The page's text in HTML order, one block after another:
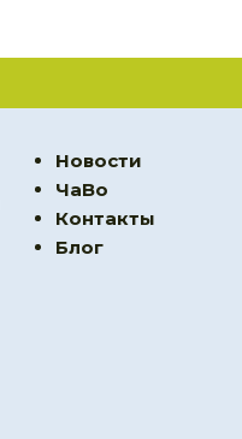
Новости
ЧаВо
Контакты
Блог